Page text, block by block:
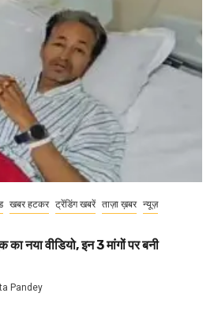
खबर हटकर ट्रेंडिंग खबरें ताज़ा ख़बर न्यूज़
नया वीडियो, इन 3 मांगों पर बनी
Pandey